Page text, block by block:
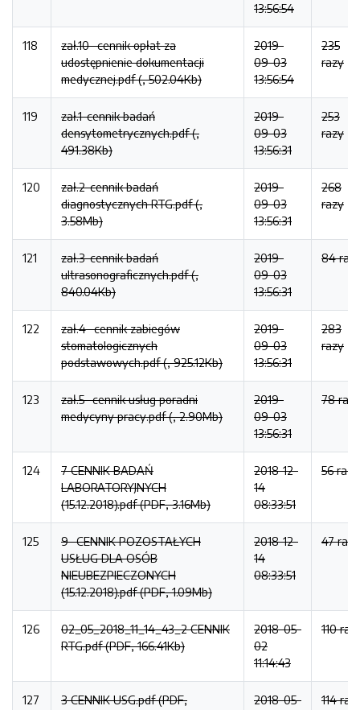
13:56:54
118
zał.10- cennik opłat za
udostępnienie dokumentacji
medycznej.pdf (, 502.04Kb)
2019-
09-03
13:56:54
235
razy
119
zał.1-cennik badań
densytometrycznych.pdf (,
491.38Kb)
2019-
09-03
13:56:31
253
razy
120
zał.2-cennik badań
diagnostycznych RTG.pdf (,
3.58Mb)
2019-
09-03
13:56:31
268
razy
121
zał.3-cennik badań
ultrasonograficznych.pdf (,
840.04Kb)
2019-
09-03
13:56:31
84
122
zał.4- cennik zabiegów
stomatologicznych
podstawowych.pdf (, 925.12Kb)
2019-
09-03
13:56:31
283
razy
123
zał.5- cennik usług poradni
medycyny pracy.pdf (, 2.90Mb)
2019-
09-03
13:56:31
78 razy
124
7 CENNIK BADAŃ
LABORATORYJNYCH
(15.12.2018).pdf (PDF, 3.16Mb)
2018-12-
14
08:33:51
56 razy
125
9- CENNIK POZOSTAŁYCH
USŁUG DLA OSÓB
NIEUBEZPIECZONYCH
(15.12.2018).pdf (PDF, 1.09Mb)
2018-12-
14
08:33:51
47 razy
126
02_05_2018_11_14_43_2 CENNIK
RTG.pdf (PDF, 166.41Kb)
2018-05-
02
11:14:43
110
127
3 CENNIK USG.pdf (PDF,
2018-05-
114